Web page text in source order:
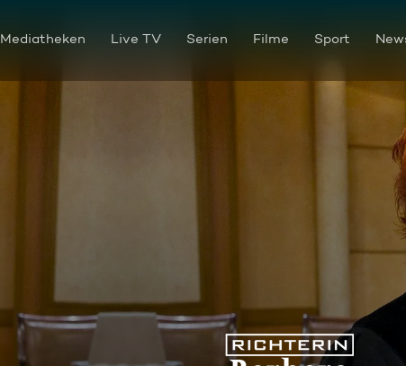
Mediatheken Live TV Serien Filme Sport
Für uns